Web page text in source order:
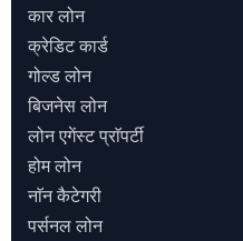
कार लोन
क्रेडिट कार्ड
गोल्ड लोन
बिजनेस लोन
लोन एगेंस्ट प्राॅपर्टी
होम लोन
नाॅन कैटेगरी
पर्सनल लोन